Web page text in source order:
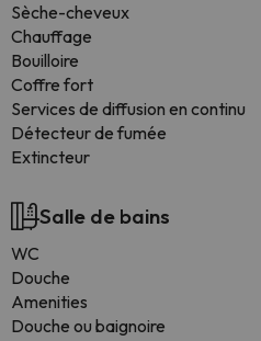
Sèche-cheveux
Chauffage
Bouilloire
Coffre fort
Services de diffusion en continu
Détecteur de fumée
Extincteur
Salle de bains
WC
Douche
Amenities
Douche ou baignoire